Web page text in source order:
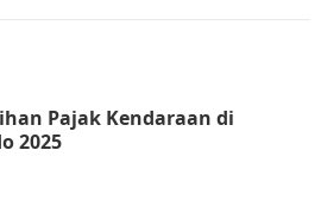
Pajak Kendaraan di
2025